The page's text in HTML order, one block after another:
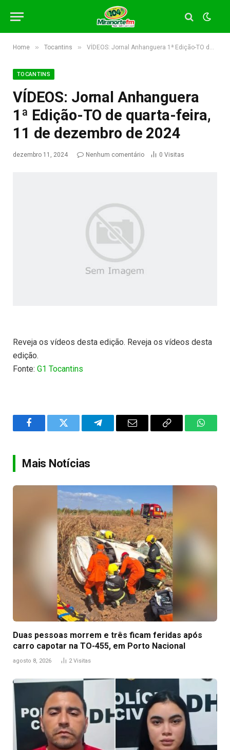
Home » Tocantins » VÍDEOS: Jornal Anhanguera 1ª Edição-TO de quarta-feira, 11 de dezembro de 2024
TOCANTINS
VÍDEOS: Jornal Anhanguera
1ª Edição-TO de quarta-feira,
11 de dezembro de 2024
dezembro 11, 2024 Nenhum comentário 0 Visitas
Reveja os vídeos desta edição. Reveja os vídeos desta
edição.
Fonte: G1 Tocantins
FacebookTwitter TelegramEmail
Copy
Mais Notícias
Duas pessoas morrem e três ficam feridas após
carro capotar na TO-455, em Porto Nacional
agosto 8, 2026 2Visitas